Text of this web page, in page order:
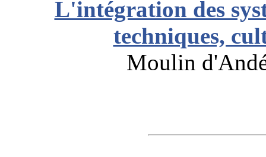
L'intégration des
techniques,
Moulin